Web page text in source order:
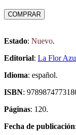
COMPRAR
Estado: Nuevo.
Editorial: La Flor
Idioma: español.
ISBN:
Páginas: 120.
Fecha de publicación